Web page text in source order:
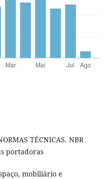
TÉCNICAS. NBR
portadoras
mobiliário e